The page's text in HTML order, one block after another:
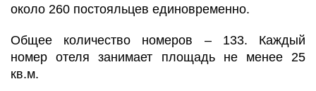
около 260 постояльцев единовременно.
Общее количество номеров – 133. Каждый
номер отеля занимает площадь не менее 25
кв.м.